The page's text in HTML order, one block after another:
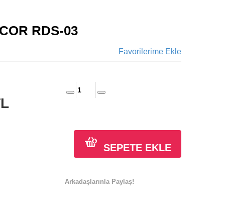
RDS-03
Favorilerime Ekle
SEPETE EKLE
Arkadaşlarınla Paylaş!